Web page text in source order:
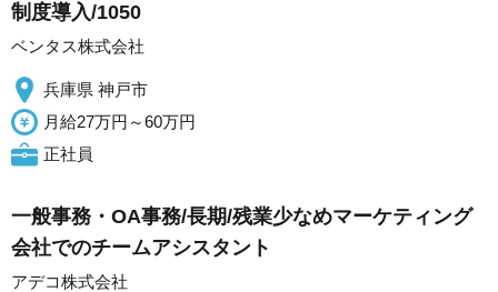
制度導入/1050
ベンタス株式会社
兵庫県 神戸市
月給27万円～60万円
正社員
一般事務・OA事務/長期/残業少なめマーケティング
会社でのチームアシスタント
アデコ株式会社